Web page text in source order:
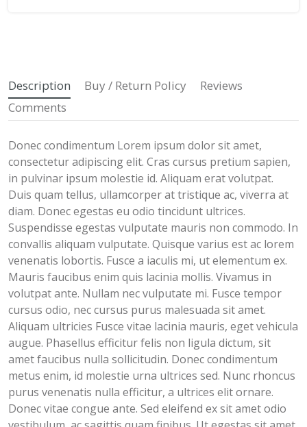
Description Buy / Return Policy
Reviews
Comments
Donec condimentum Lorem ipsum dolor sit amet,
consectetur adipiscing elit. Cras cursus pretium sapien,
in pulvinar ipsum molestie id. Aliquam erat volutpat.
Duis quam tellus, ullamcorper at tristique ac, viverra at
diam. Donec egestas eu odio tincidunt ultrices.
Suspendisse egestas vulputate mauris non commodo. In
convallis aliquam vulputate. Quisque varius est ac lorem
venenatis lobortis. Fusce a iaculis mi, ut elementum ex.
Mauris faucibus enim quis lacinia mollis. Vivamus in
volutpat ante. Nullam nec vulputate mi. Fusce tempor
cursus odio, nec cursus purus malesuada sit amet.
Aliquam ultricies Fusce vitae lacinia mauris, eget vehicula
augue. Phasellus efficitur felis non ligula dictum, sit
amet faucibus nulla sollicitudin. Donec condimentum
metus enim, id molestie urna ultrices sed. Nunc rhoncus
purus venenatis nulla efficitur, a ultrices elit ornare.
Donec vitae congue ante. Sed eleifend ex sit amet odio